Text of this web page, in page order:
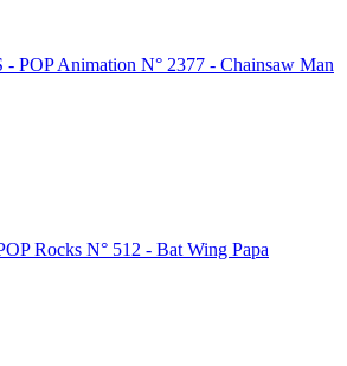
POP Animation N° 2377 - Chainsaw Man
Rocks N° 512 - Bat Wing Papa